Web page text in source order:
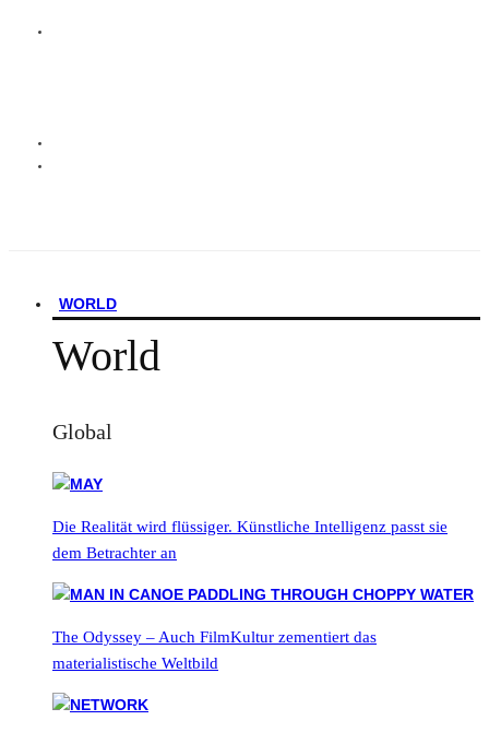
WORLD
World
Global
Die Realität wird flüssiger. Künstliche Intelligenz passt sie
dem Betrachter an
The Odyssey – Auch FilmKultur zementiert das
materialistische Weltbild